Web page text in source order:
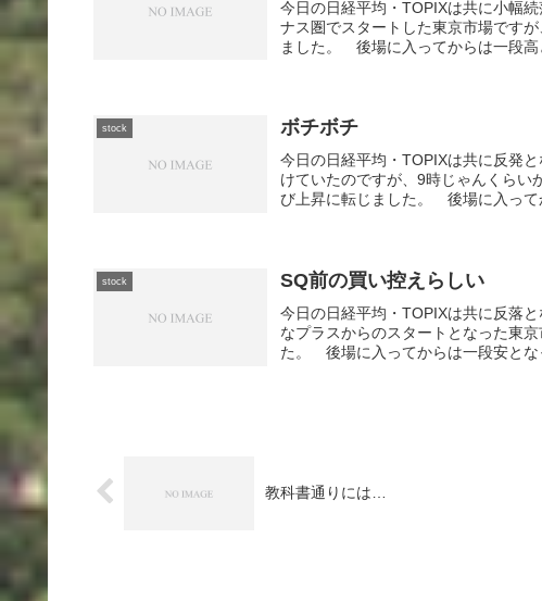
今日の日経平均・TOPIXは共に小幅
ナス圏でスタートした東京市場です
ました。 後場に入ってからは一段高
stock ボチボチ
今日の日経平均・TOPIXは共に反発
けていたのですが、9時じゃんくら
び上昇に転じました。 後場に入って
stock SQ前の買い控えらしい
今日の日経平均・TOPIXは共に反落
なプラスからのスタートとなった東
た。 後場に入ってからは一段安とな
教科書通りには…